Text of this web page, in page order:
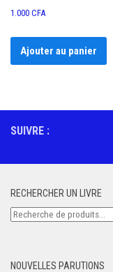
1.000 CFA
Ajouter au panier
SUIVRE :
RECHERCHER UN LIVRE
Recherche
NOUVELLES PARUTIONS